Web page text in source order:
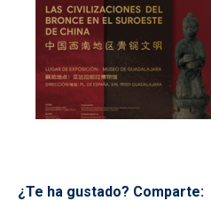
¿Te ha gustado? Comparte: